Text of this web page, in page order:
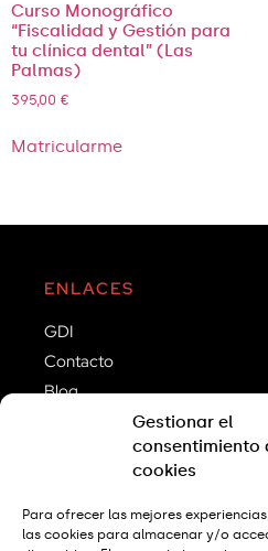
Gestionar el
consentimiento
cookies
Para ofrecer las mejores
las cookies para almacenar y/o
Curso Monográfico
“Fiscalidad y Gestión para
tu clínica dental” (Las
Palmas)
395,00 €
Matricularme
ENLACES
GDI
Contacto
Blog
SERVICIOS
Curso Intensivo
Curso Avanzado
Cursos Monográficos